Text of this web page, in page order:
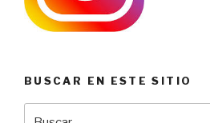
BUSCAR EN ESTE SITIO